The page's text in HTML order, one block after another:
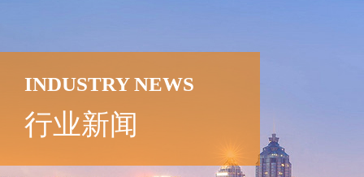
INDUSTRY NEWS
行业新闻